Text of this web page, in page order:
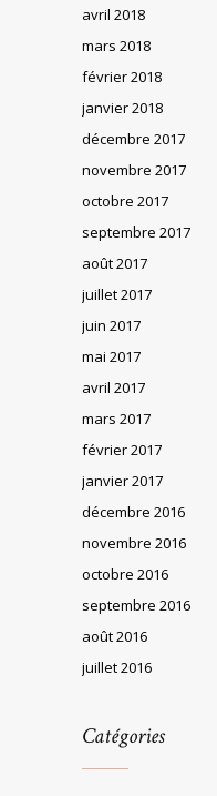
avril 2018
mars 2018
février 2018
janvier 2018
décembre 2017
novembre 2017
octobre 2017
septembre 2017
août 2017
juillet 2017
juin 2017
mai 2017
avril 2017
mars 2017
février 2017
janvier 2017
décembre 2016
novembre 2016
octobre 2016
septembre 2016
août 2016
juillet 2016
Catégories